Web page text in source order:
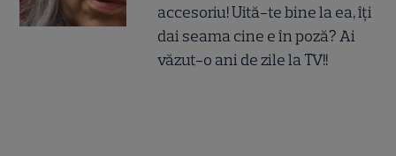
accesoriu! Uită-te bine la ea, îți
dai seama cine e în poză? Ai
văzut-o ani de zile la TV!!